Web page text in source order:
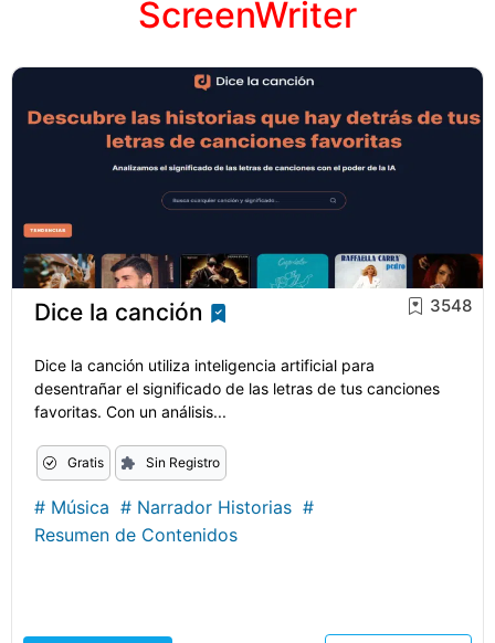
ScreenWriter
Dice la canción 3548
Dice la canción utiliza inteligencia artificial para
desentrañar el significado de las letras de tus canciones
favoritas. Con un análisis...
Gratis Sin Registro
# Música # Narrador Historias #
Resumen de Contenidos